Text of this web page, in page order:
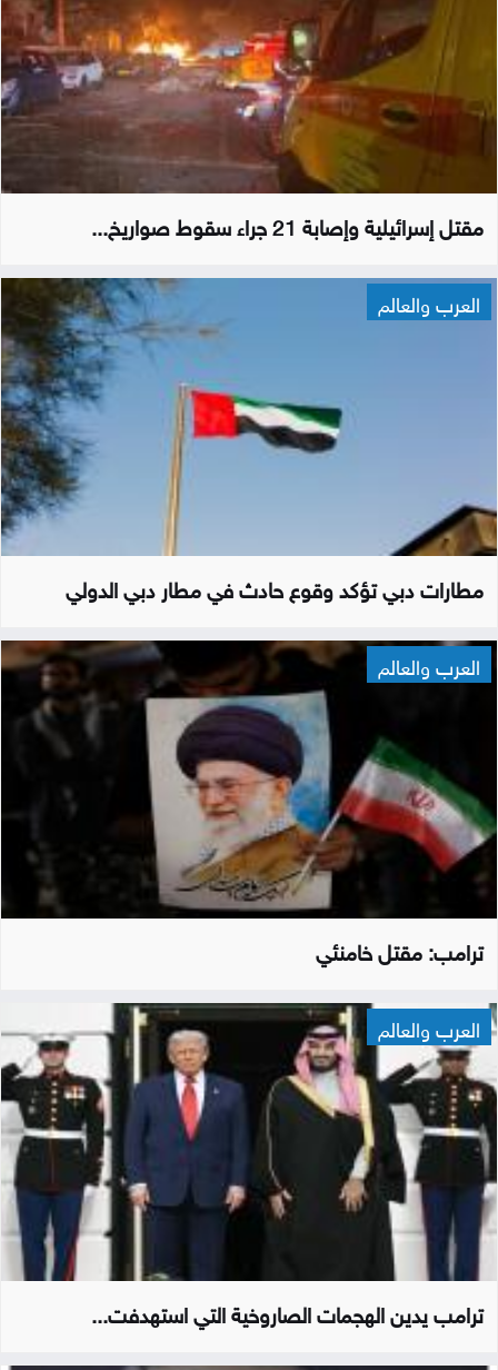
مقتل إسرائيلية وإصابة 21 جراء سقوط صواريخ...
العرب والعالم
مطارات دبي تؤكد وقوع حادث في مطار دبي الدولي
العرب والعالم
ترامب: مقتل خامنئي
العرب والعالم
ترامب يدين الهجمات الصاروخية التي استهدفت...